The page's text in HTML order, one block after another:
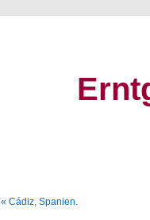
« Cádiz, Spanien.